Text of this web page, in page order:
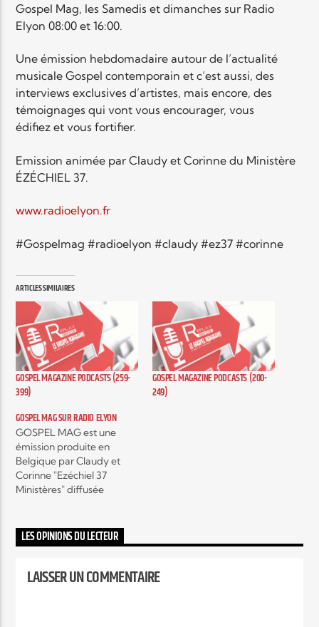
TITRE
ARTISTE
Radio Elyon
Elyon Rhema
Elyon Live
Elyon Kids
Gospel Mag, les Samedis et dimanches sur Radio
Elyon 08:00 et 16:00.
Une émission hebdomadaire autour de l’actualité
musicale Gospel contemporain et c’est aussi, des
interviews exclusives d’artistes, mais encore, des
témoignages qui vont vous encourager, vous
édifiez et vous fortifier.
Emission animée par Claudy et Corinne du Ministère
ÉZÉCHIEL 37.
www.radioelyon.fr
#Gospelmag #radioelyon #claudy #ez37 #corinne
ARTICLES SIMILAIRES
GOSPEL MAGAZINE PODCASTS (259-
399)
GOSPEL MAGAZINE PODCASTS (200-
249)
GOSPEL MAG SUR RADIO ELYON
GOSPEL MAG est une
émission produite en
Belgique par Claudy et
Corinne "Ezéchiel 37
Ministères" diffusée
hebdomadaire autour de
l'actualité musicale Gospel
aussi, des interviews
LES OPINIONS DU LECTEUR
LAISSER UN COMMENTAIRE